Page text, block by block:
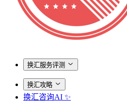
换汇服务评测
换汇攻略
换汇咨询AI ✨